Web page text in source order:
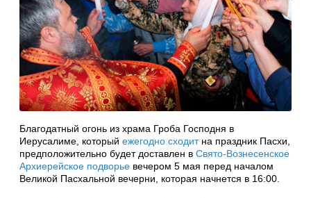
Благодатный огонь из храма Гроба Господня в
Иерусалиме, который ежегодно сходитна праздник Пасхи,
предположительно будет доставлен в Свято-Вознесенское
Архиерейское подворье вечером 5 мая перед началом
Великой Пасхальной вечерни, которая начнется в 16:00.